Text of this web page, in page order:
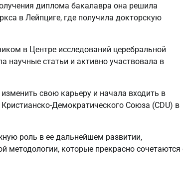
диплома бакалавра она решила
в Лейпциге, где получила докторскую
в Центре исследований церебральной
научные статьи и активно участвовала в
свою карьеру и начала входить в
Демократического Союза (CDU) в
роль в ее дальнейшем развитии,
методологии, которые прекрасно сочетаются